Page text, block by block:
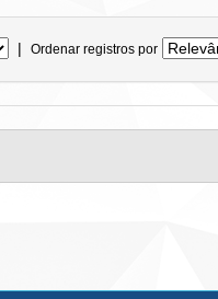
| Ordenar registros por